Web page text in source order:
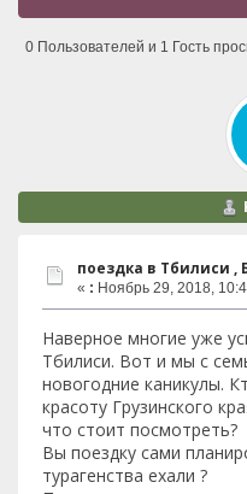
0 Пользователей и 1 Гость
поездка в Тбилиси ,
« : Ноябрь 29, 2018,
Наверное многие уже
Тбилиси. Вот и мы с
новогодние каникулы.
красоту Грузинского
что стоит посмотреть?
Вы поездку сами
турагенства ехали ?